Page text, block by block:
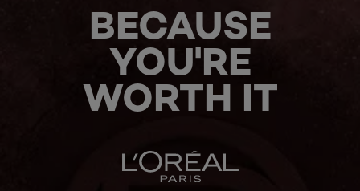
BECAUSE
YOU'RE
WORTH IT